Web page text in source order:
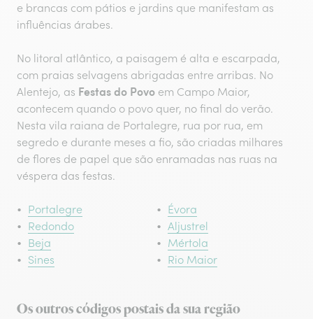
e brancas com pátios e jardins que manifestam as
influências árabes.
No litoral atlântico, a paisagem é alta e escarpada,
com praias selvagens abrigadas entre arribas. No
Alentejo, as Festas do Povo em Campo Maior,
acontecem quando o povo quer, no final do verão.
Nesta vila raiana de Portalegre, rua por rua, em
segredo e durante meses a fio, são criadas milhares
de flores de papel que são enramadas nas ruas na
véspera das festas.
Portalegre
Évora
Redondo
Aljustrel
Beja
Mértola
Sines
Rio Maior
Os outros códigos postais da sua região